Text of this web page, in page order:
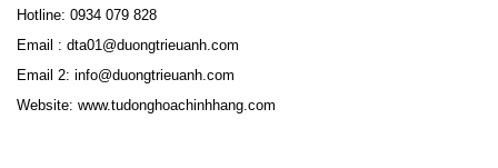
Hotline: 0934 079 828
Email : dta01@duongtrieuanh.com
Email 2: info@duongtrieuanh.com
Website: www.tudonghoachinhhang.com